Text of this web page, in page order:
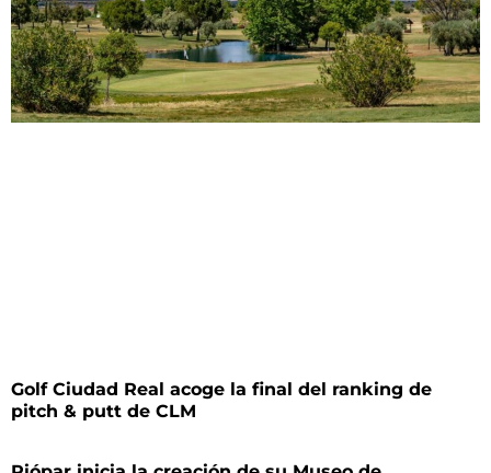
Golf Ciudad Real acoge la final del ranking de
pitch & putt de CLM